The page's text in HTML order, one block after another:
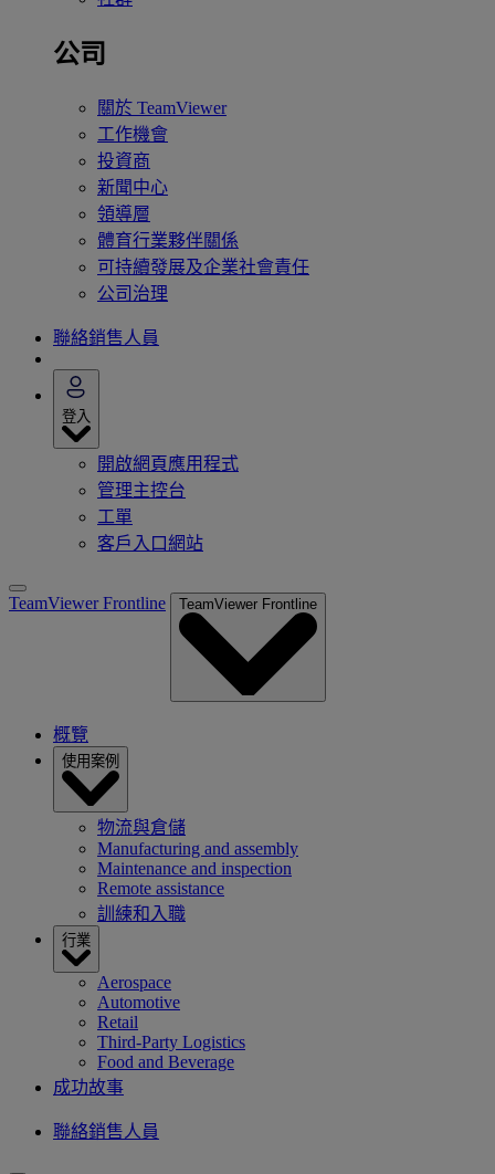
公司
關於 TeamViewer
工作機會
投資商
新聞中心
領導層
體育行業夥伴關係
可持續發展及企業社會責任
公司治理
聯絡銷售人員
登入
開啟網頁應用程式
管理主控台
工單
客戶入口網站
TeamViewer Frontline TeamViewer Frontline
概覽
使用案例
物流與倉儲
Manufacturing and assembly
Maintenance and inspection
Remote assistance
訓練和入職
行業
Aerospace
Automotive
Retail
Third-Party Logistics
Food and Beverage
成功故事
聯絡銷售人員